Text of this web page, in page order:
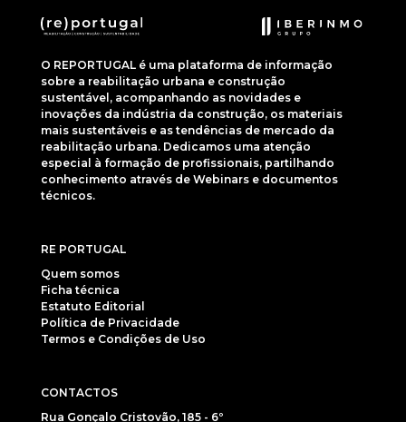
O REPORTUGAL é uma plataforma de informação
sobre a reabilitação urbana e construção
sustentável, acompanhando as novidades e
inovações da indústria da construção, os materiais
mais sustentáveis e as tendências de mercado da
reabilitação urbana. Dedicamos uma atenção
especial à formação de profissionais, partilhando
conhecimento através de Webinars e documentos
técnicos.
RE PORTUGAL
Quem somos
Ficha técnica
Estatuto Editorial
Política de Privacidade
Termos e Condições de Uso
CONTACTOS
Rua Gonçalo Cristovão, 185 - 6º